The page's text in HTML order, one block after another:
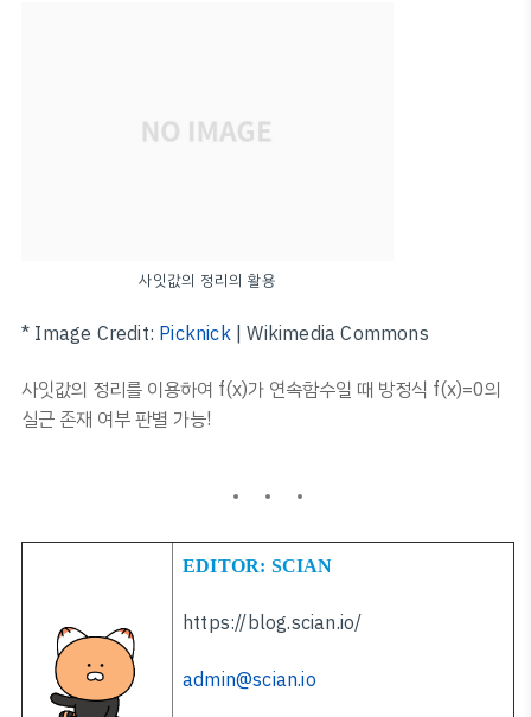
사잇값의 정리의 활용
* Image Credit: Picknick| Wikimedia Commons
사잇값의 정리를 이용하여 f(x)가 연속함수일 때 방정식 f(x)=0의
실근 존재 여부 판별 가능!
EDITOR: SCIAN
https://blog.scian.io/
admin@scian.io